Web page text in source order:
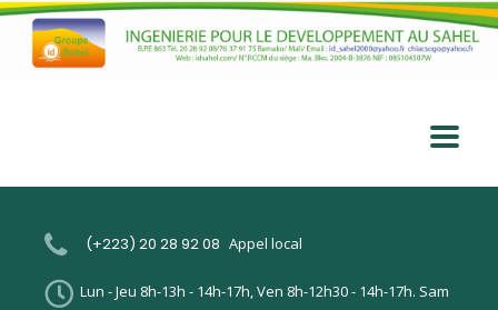
(+223) 20 28 92 08 Appel local
Lun - Jeu 8h-13h - 14h-17h, Ven 8h-12h30 - 14h-17h. Sam